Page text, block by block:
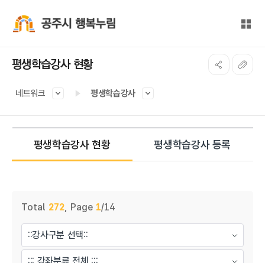
전체
평생학습강사 현황
네트워크 평생학습강사
평생학습강사 현황 평생학습강사 등록
Total 272, Page 1/14